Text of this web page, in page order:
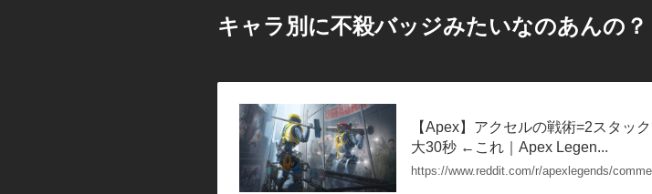
キャラ別に不殺バッジみたいなのあんの？
【Apex】アクセルの戦術=2スタッ
大30秒 ←これ｜Apex Legen...
https://www.reddit.com/r/apexlegends/